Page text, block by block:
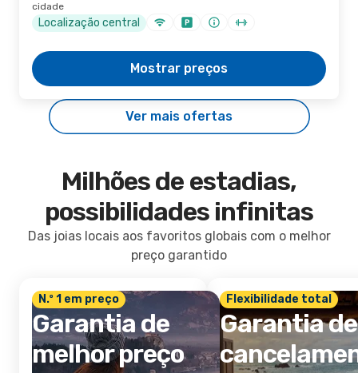
cidade
Localização central
Mostrar preços
Ver mais ofertas
Milhões de estadias,
possibilidades infinitas
Das joias locais aos favoritos globais com o melhor
preço garantido
N.º 1 em preço
Garantia de
melhor preço
Flexibilidade total
Garantia de